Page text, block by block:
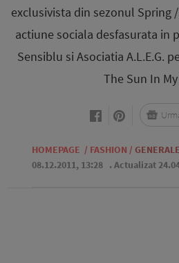
exclusivista din sezonul Spring
actiune sociala desfasurata in
Sensiblu si Asociatia A.L.E.G.
The Sun In My
HOMEPAGE / FASHION / GENERALE
08.12.2011, 13:28 . Actualizat